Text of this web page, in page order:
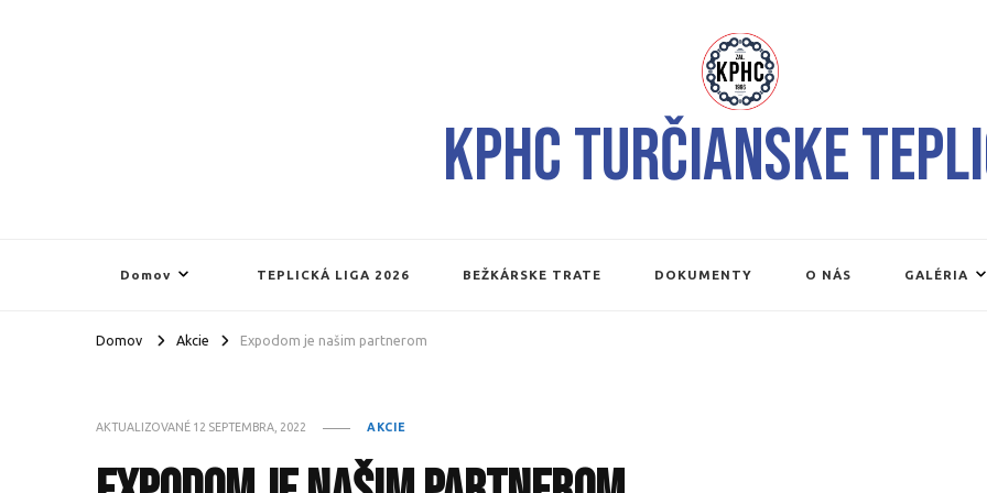
KPHC Turčianske
Domov TEPLICKÁ LIGA 2026 BEŽKÁRSKE TRATE DOKUMENTY O NÁS GALÉRIA
Domov Akcie Expodom je našim partnerom
AKTUALIZOVANÉ 12 SEPTEMBRA, 2022 AKCIE